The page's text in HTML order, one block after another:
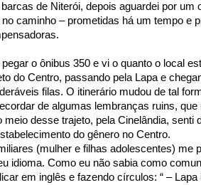
de Niterói, depois aguardei por um
caminho – prometidas há um tempo e
o ônibus 350 e vi o quanto o local
do Centro, passando pela Lapa e
filas. O itinerário mudou de tal
de algumas lembranças ruins,
desse trajeto, pela Cinelândia, senti
do gênero no Centro.
(mulher e filhas adolescentes) me
idioma. Como eu não sabia como
em inglês e fazendo círculos: “ – Lapa